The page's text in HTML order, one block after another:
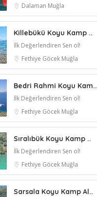
Dalaman Muğla
Killebükü Koyu Kamp ..
İlk Değerlendiren Sen ol!
Fethiye Göcek Muğla
Bedri Rahmi Koyu Kam..
İlk Değerlendiren Sen ol!
Fethiye Göcek Muğla
Sıralıbük Koyu Kamp ..
İlk Değerlendiren Sen ol!
Fethiye Göcek Muğla
Sarsala Koyu Kamp Al..